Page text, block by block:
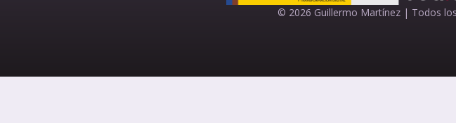
© 2026 Guillermo Martínez | Todos